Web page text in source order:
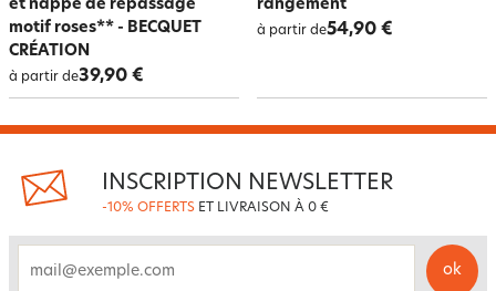
et nappe de repassage
motif roses** - BECQUET
CRÉATION
à partir de39,90 €
rangement
à partir de54,90 €
INSCRIPTION NEWSLETTER
-10% OFFERTS ET LIVRAISON À 0 €
ok